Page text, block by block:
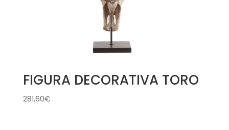
FIGURA DECORATIVA TORO
281,60€